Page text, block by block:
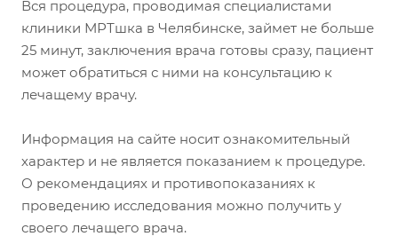
Вся процедура, проводимая специалистами
клиники МРТшка в Челябинске, займет не больше
25 минут, заключения врача готовы сразу, пациент
может обратиться с ними на консультацию к
лечащему врачу.
Информация на сайте носит ознакомительный
характер и не является показанием к процедуре.
О рекомендациях и противопоказаниях к
проведению исследования можно получить у
своего лечащего врача.